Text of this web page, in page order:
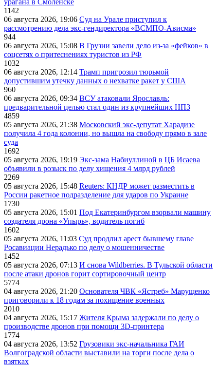
урагана в Смоленске
1142
06 августа 2026, 19:06 Суд на Урале приступил к
рассмотрению дела экс-гендиректора «ВСМПО-Ависма»
944
06 августа 2026, 15:08 В Грузии завели дело из-за «фейков» в
соцсетях о притеснениях туристов из РФ
1032
06 августа 2026, 12:14 Трамп пригрозил тюрьмой
допустившим утечку данных о нехватке ракет у США
960
06 августа 2026, 09:34 ВСУ атаковали Ярославль:
предварительной целью стал один из крупнейших НПЗ
4859
05 августа 2026, 21:38 Московский экс-депутат Харадизе
получила 4 года колонии, но вышла на свободу прямо в зале
суда
1692
05 августа 2026, 19:19 Экс-зама Набиуллиной в ЦБ Исаева
объявили в розыск по делу хищения 4 млрд рублей
2269
05 августа 2026, 15:48 Reuters: КНДР может разместить в
России ракетное подразделение для ударов по Украине
1730
05 августа 2026, 15:01 Под Екатеринбургом взорвали машину
создателя дрона «Упырь», водитель погиб
1602
05 августа 2026, 11:03 Суд продлил арест бывшему главе
Росавиации Нерадько по делу о мошенничестве
1452
05 августа 2026, 07:13 И снова Wildberries. В Тульской области
после атаки дронов горит сортировочный центр
5774
04 августа 2026, 21:20 Основателя ЧВК «Ястреб» Марущенко
приговорили к 18 годам за похищение военных
2010
04 августа 2026, 15:17 Жителя Крыма задержали по делу о
производстве дронов при помощи 3D‑принтера
1774
04 августа 2026, 13:52 Грузовики экс-начальника ГАИ
Волгоградской области выставили на торги после дела о
взятках